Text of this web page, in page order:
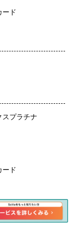
ード
スプラチナ
ード